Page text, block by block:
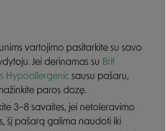
vartojimo pasitarkite su savo
Jei derinamas su Brit
Hypoallergenic sausu pašaru,
paros dozę.
3–8 savaites, jei netoleravimo
šį pašarą galima naudoti iki